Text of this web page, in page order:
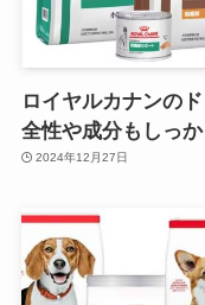
ロイヤルカナンの
全性や成分もしっ
2024年12月27日